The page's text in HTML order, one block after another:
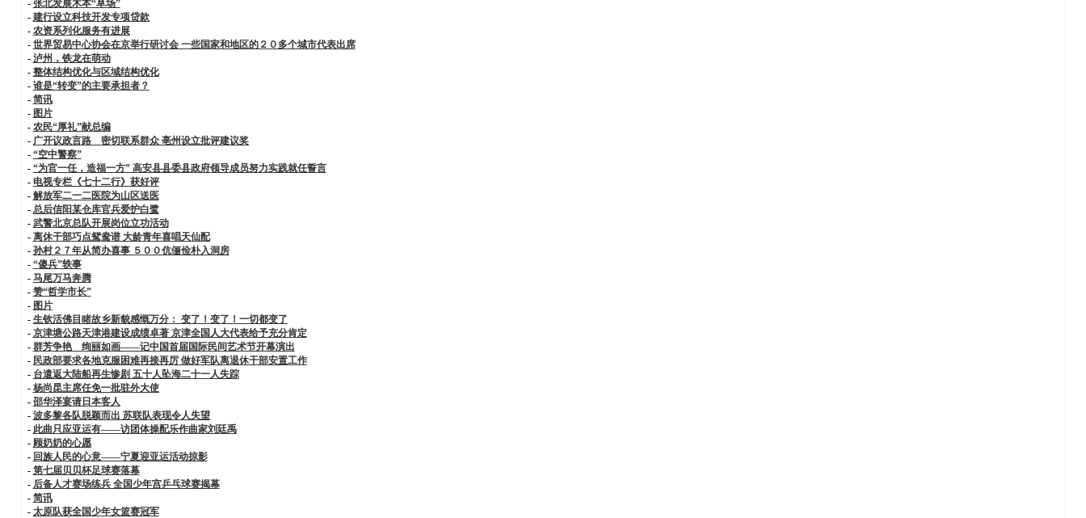
- 张北发展木本“草场”
- 建行设立科技开发专项贷款
- 农资系列化服务有进展
- 世界贸易中心协会在京举行研讨会 一些国家和地区的２０多个城市代表出席
- 泸州，铁龙在萌动
- 整体结构优化与区域结构优化
- 谁是“转变”的主要承担者？
- 简讯
- 图片
- 农民“厚礼”献总编
- 广开议政言路 密切联系群众 亳州设立批评建议奖
- “空中警察”
- “为官一任，造福一方” 高安县县委县政府领导成员努力实践就任誓言
- 电视专栏《七十二行》获好评
- 解放军二一二医院为山区送医
- 总后信阳某仓库官兵爱护白鹭
- 武警北京总队开展岗位立功活动
- 离休干部巧点鸳鸯谱 大龄青年喜唱天仙配
- 孙村２７年从简办喜事 ５００伉俪俭朴入洞房
- “傻兵”轶事
- 马尾万马奔腾
- 赞“哲学市长”
- 图片
- 生钦活佛目睹故乡新貌感慨万分： 变了！变了！一切都变了
- 京津塘公路天津港建设成绩卓著 京津全国人大代表给予充分肯定
- 群芳争艳 绚丽如画——记中国首届国际民间艺术节开幕演出
- 民政部要求各地克服困难再接再厉 做好军队离退休干部安置工作
- 台遣返大陆船再生惨剧 五十人坠海二十一人失踪
- 杨尚昆主席任免一批驻外大使
- 邵华泽宴请日本客人
- 波多黎各队脱颖而出 苏联队表现令人失望
- 此曲只应亚运有——访团体操配乐作曲家刘廷禹
- 顾奶奶的心愿
- 回族人民的心意——宁夏迎亚运活动掠影
- 第七届贝贝杯足球赛落幕
- 后备人才赛场练兵 全国少年宫乒乓球赛揭幕
- 简讯
- 太原队获全国少年女篮赛冠军